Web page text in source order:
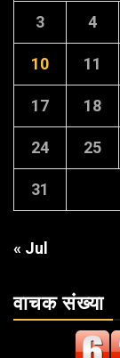
3 4
10 11
17 18
24 25
31
« Jul
वाचक संख्या